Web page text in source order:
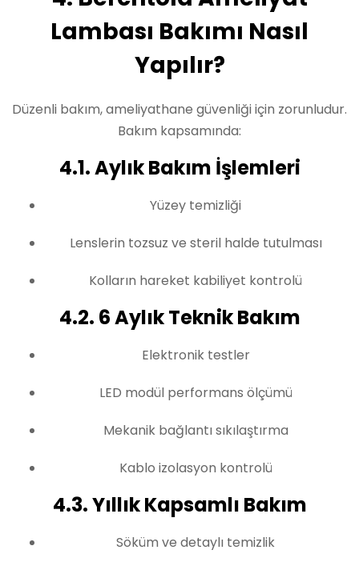
Lambası Bakımı Nasıl
Yapılır?
Düzenli bakım, ameliyathane güvenliği için zorunludur.
Bakım kapsamında:
4.1. Aylık Bakım İşlemleri
Yüzey temizliği
Lenslerin tozsuz ve steril halde tutulması
Kolların hareket kabiliyet kontrolü
4.2. 6 Aylık Teknik Bakım
Elektronik testler
LED modül performans ölçümü
Mekanik bağlantı sıkılaştırma
Kablo izolasyon kontrolü
4.3. Yıllık Kapsamlı Bakım
Söküm ve detaylı temizlik